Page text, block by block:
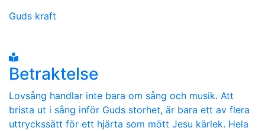
Guds kraft
Betraktelse
Lovsång handlar inte bara om sång och musik. Att
brista ut i sång inför Guds storhet, är bara ett av flera
uttryckssätt för ett hjärta som mött Jesu kärlek. Hela